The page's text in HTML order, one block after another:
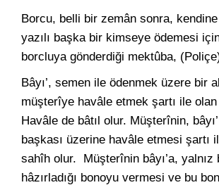
Borcu, belli bir zemân sonra, kendine
yazılı başka bir kimseye ödemesi
borcluya gönderdiği mektûba,
Bâyı’, semen ile ödenmek üzere bir
müşterîye havâle etmek şartı ile olan
Havâle de bâtıl olur. Müşterînin,
başkası üzerine havâle etmesi şartı
sahîh olur. Müşterînin bâyı’a, yalnız
hâzırladığı bonoyu vermesi ve bu